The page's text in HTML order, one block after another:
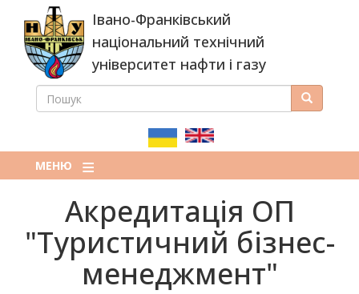
основного
вмісту
Івано-Франківський
національний технічний
університет нафти і газу
ПОШУКОВА
ПОШУК Пошук
МЕНЮ
Акредитація ОП
"Туристичний бізнес-
менеджмент"